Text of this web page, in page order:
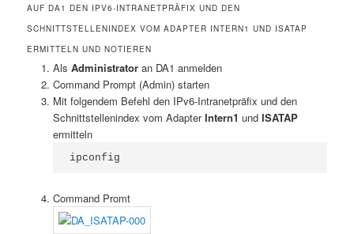
AUF DA1 DEN IPV6-INTRANETPRÄFIX UND DEN
SCHNITTSTELLENINDEX VOM ADAPTER INTERN1 UND ISATAP
ERMITTELN UND NOTIEREN
Als Administratoran DA1 anmelden
Command Prompt (Admin) starten
Mit folgendem Befehl den IPv6-Intranetpräfix und den
Schnittstellenindex vom AdapterIntern1 und ISATAP
ermitteln
ipconfig
Command Promt